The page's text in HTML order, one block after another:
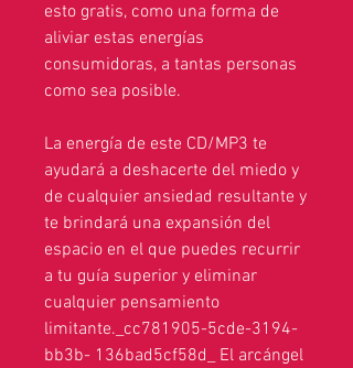
esto gratis, como una forma de
aliviar estas energías
consumidoras, a tantas personas
como sea posible.
La energía de este CD/MP3 te
ayudará a deshacerte del miedo y
de cualquier ansiedad resultante y
te brindará una expansión del
espacio en el que puedes recurrir
a tu guía superior y eliminar
cualquier pensamiento
limitante._cc781905-5cde-3194-
bb3b- 136bad5cf58d_ El arcángel